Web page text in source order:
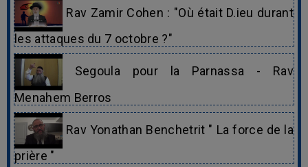
Rav Zamir Cohen : "Où était D.ieu durant
les attaques du 7 octobre ?"
Segoula pour la Parnassa - Rav
Menahem Berros
Rav Yonathan Benchetrit " La force de la
prière "